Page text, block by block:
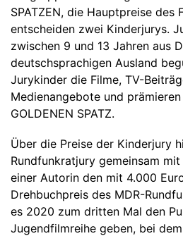
SPATZEN, die Hauptpreise des
entscheiden zwei Kinderjurys.
zwischen 9 und 13 Jahren aus
deutschsprachigen Ausland
Jurykinder die Filme, TV-
Medienangebote und
GOLDENEN SPATZ.
Über die Preise der Kinderjury
Rundfunkratjury gemeinsam
einer Autorin den mit 4.000
Drehbuchpreis des MDR-
es 2020 zum dritten Mal den
Jugendfilmreihe geben, bei